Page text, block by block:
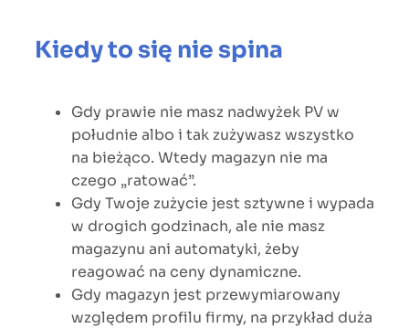
Kiedy to się nie spina
Gdy prawie nie masz nadwyżek PV w
południe albo i tak zużywasz wszystko
na bieżąco. Wtedy magazyn nie ma
czego „ratować”.
Gdy Twoje zużycie jest sztywne i wypada
w drogich godzinach, ale nie masz
magazynu ani automatyki, żeby
reagować na ceny dynamiczne.
Gdy magazyn jest przewymiarowany
względem profilu firmy, na przykład duża